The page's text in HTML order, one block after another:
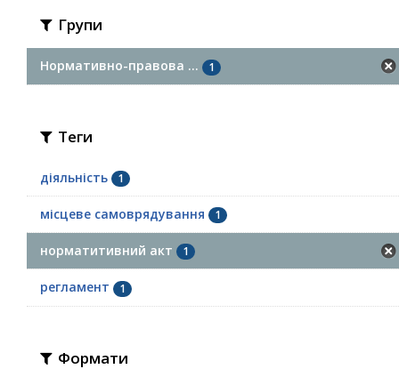
Групи
Нормативно-правова ... 1
Теги
діяльність 1
місцеве самоврядування 1
норматитивний акт 1
регламент 1
Формати